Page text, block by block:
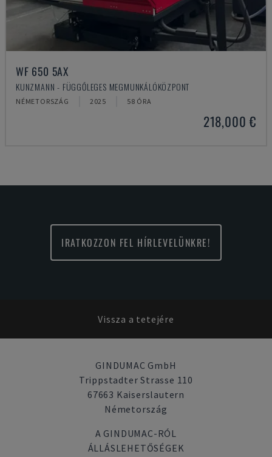
WF 650 5AX
KUNZMANN - FÜGGŐLEGES MEGMUNKÁLÓKÖZPONT
NÉMETORSZÁG 2025 58 ÓRA
218,000 €
IRATKOZZON FEL HÍRLEVELÜNKRE!
Vissza a tetejére
GINDUMAC GmbH
Trippstadter Strasse 110
67663 Kaiserslautern
Németország
A GINDUMAC-RÓL
ÁLLÁSLEHETŐSÉGEK